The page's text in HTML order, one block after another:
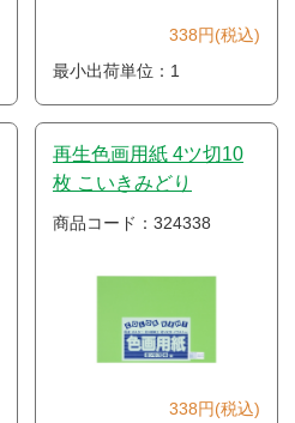
338円(税込)
最小出荷単位：1
再生色画用紙 4ツ切10
枚 こいきみどり
商品コード：324338
338円(税込)